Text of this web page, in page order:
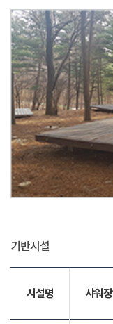
기반시설
시설명 샤워장